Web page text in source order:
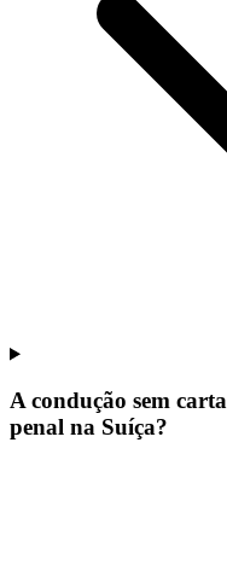
A condução sem
penal na Suíça?